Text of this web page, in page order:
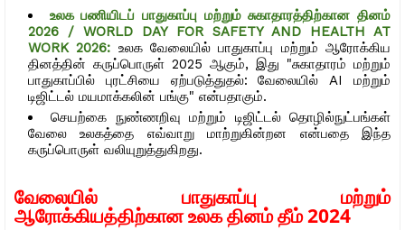
உலக பணியிடப் பாதுகாப்பு மற்றும் சுகாதாரத்திற்கான தினம்
2026 / WORLD DAY FOR SAFETY AND HEALTH AT
WORK 2026: உலக வேலையில் பாதுகாப்பு மற்றும் ஆரோக்கிய
தினத்தின் கருப்பொருள் 2025 ஆகும், இது "சுகாதாரம் மற்றும்
பாதுகாப்பில் புரட்சியை ஏற்படுத்துதல்: வேலையில் AI மற்றும்
டிஜிட்டல் மயமாக்கலின் பங்கு" என்பதாகும்.
செயற்கை நுண்ணறிவு மற்றும் டிஜிட்டல் தொழில்நுட்பங்கள்
வேலை உலகத்தை எவ்வாறு மாற்றுகின்றன என்பதை இந்த
கருப்பொருள் வலியுறுத்துகிறது.
வேலையில் பாதுகாப்பு மற்றும்
ஆரோக்கியத்திற்கான உலக தினம் தீம் 2024